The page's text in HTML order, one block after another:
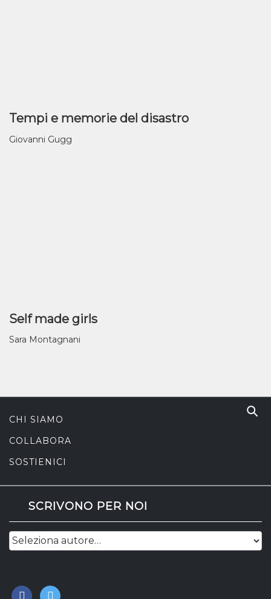
Tempi e memorie del disastro
Giovanni Gugg
Self made girls
Sara Montagnani
CHI SIAMO
COLLABORA
SOSTIENICI
SCRIVONO PER NOI
facebook
twitter